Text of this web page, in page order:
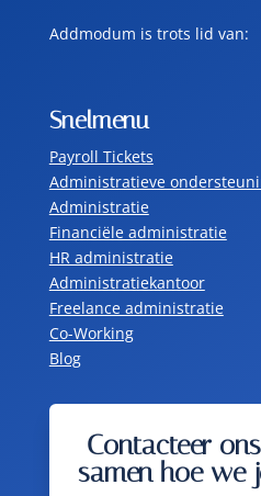
Addmodum is trots lid van:
Snelmenu
Payroll Tickets
Administratieve
Administratie
Financiële administratie
HR administratie
Administratiekantoor
Freelance administratie
Co-Working
Blog
Contacteer
samen hoe we